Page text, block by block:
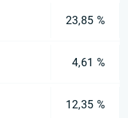
23,85 %
4,61 %
12,35 %